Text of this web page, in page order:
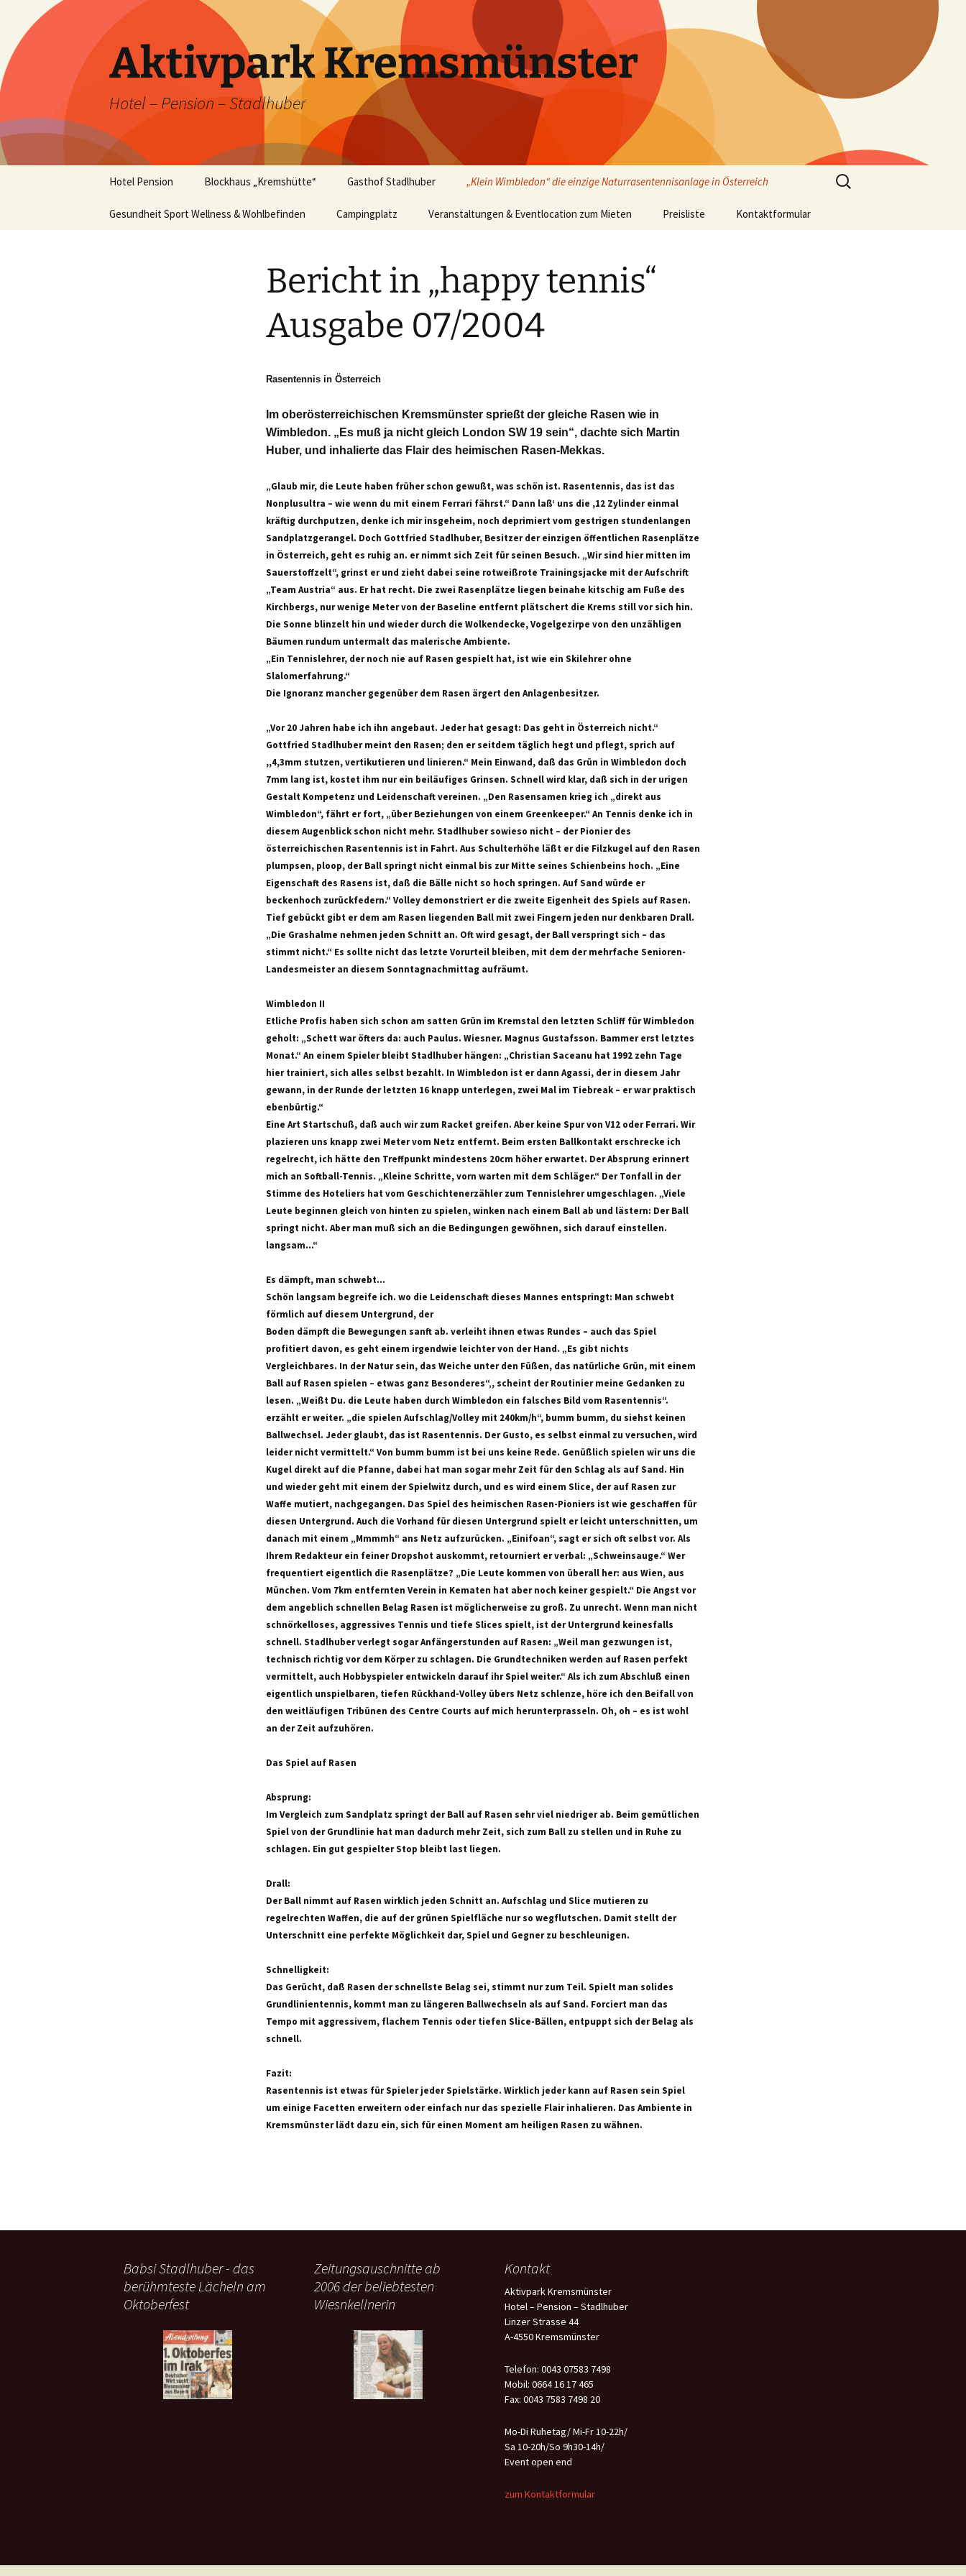
Inhalt
springen
Aktivpark Kremsmünster
Hotel – Pension – Stadlhuber
Hotel Pension
Unser Hotel im Winter
Blockhaus „Kremshütte“
Blockhaus „Kremshütte“
Gasthof Stadlhuber „Klein Wimbledon“ die einzige Naturrasentennisanlage in Österreich
Bericht in „happy tennis“
Ausgabe 07/2004
Gesundheit Sport Wellness & Wohlbefinden Campingplatz Veranstaltungen & Eventlocation zum Mieten
Promis
Preisliste Kontaktformular
Suchen
nach:
Bericht in „happy tennis“
Ausgabe 07/2004
Rasentennis in Österreich
Im oberösterreichischen Kremsmünster sprießt der gleiche Rasen wie in
Wimbledon. „Es muß ja nicht gleich London SW 19 sein“, dachte sich Martin
Huber, und inhalierte das Flair des heimischen Rasen-Mekkas.
„Glaub mir, die Leute haben früher schon gewußt, was schön ist. Rasentennis, das ist das
Nonplusultra – wie wenn du mit einem Ferrari fährst.“ Dann laß‘ uns die ,12 Zylinder einmal
kräftig durchputzen, denke ich mir insgeheim, noch deprimiert vom gestrigen stundenlangen
Sandplatzgerangel. Doch Gottfried Stadlhuber, Besitzer der einzigen öffentlichen Rasenplätze
in Österreich, geht es ruhig an. er nimmt sich Zeit für seinen Besuch. „Wir sind hier mitten im
Sauerstoffzelt“, grinst er und zieht dabei seine rotweißrote Trainingsjacke mit der Aufschrift
„Team Austria“ aus. Er hat recht. Die zwei Rasenplätze liegen beinahe kitschig am Fuße des
Kirchbergs, nur wenige Meter von der Baseline entfernt plätschert die Krems still vor sich hin.
Die Sonne blinzelt hin und wieder durch die Wolkendecke, Vogelgezirpe von den unzähligen
Bäumen rundum untermalt das malerische Ambiente.
„Ein Tennislehrer, der noch nie auf Rasen gespielt hat, ist wie ein Skilehrer ohne
Slalomerfahrung.“
Die Ignoranz mancher gegenüber dem Rasen ärgert den Anlagenbesitzer.
„Vor 20 Jahren habe ich ihn angebaut. Jeder hat gesagt: Das geht in Österreich nicht.“
Gottfried Stadlhuber meint den Rasen; den er seitdem täglich hegt und pflegt, sprich auf
,,4,3mm stutzen, vertikutieren und linieren.“ Mein Einwand, daß das Grün in Wimbledon doch
7mm lang ist, kostet ihm nur ein beiläufiges Grinsen. Schnell wird klar, daß sich in der urigen
Gestalt Kompetenz und Leidenschaft vereinen. „Den Rasensamen krieg ich „direkt aus
Wimbledon“, fährt er fort, „über Beziehungen von einem Greenkeeper.“ An Tennis denke ich in
diesem Augenblick schon nicht mehr. Stadlhuber sowieso nicht – der Pionier des
österreichischen Rasentennis ist in Fahrt. Aus Schulterhöhe läßt er die Filzkugel auf den Rasen
plumpsen, ploop, der Ball springt nicht einmal bis zur Mitte seines Schienbeins hoch. „Eine
Eigenschaft des Rasens ist, daß die Bälle nicht so hoch springen. Auf Sand würde er
beckenhoch zurückfedern.“ Volley demonstriert er die zweite Eigenheit des Spiels auf Rasen.
Tief gebückt gibt er dem am Rasen liegenden Ball mit zwei Fingern jeden nur denkbaren Drall.
„Die Grashalme nehmen jeden Schnitt an. Oft wird gesagt, der Ball verspringt sich – das
stimmt nicht.“ Es sollte nicht das letzte Vorurteil bleiben, mit dem der mehrfache Senioren-
Landesmeister an diesem Sonntagnachmittag aufräumt.
Wimbledon II
Etliche Profis haben sich schon am satten Grün im Kremstal den letzten Schliff für Wimbledon
geholt: „Schett war öfters da: auch Paulus. Wiesner. Magnus Gustafsson. Bammer erst letztes
Monat.“ An einem Spieler bleibt Stadlhuber hängen: „Christian Saceanu hat 1992 zehn Tage
hier trainiert, sich alles selbst bezahlt. In Wimbledon ist er dann Agassi, der in diesem Jahr
gewann, in der Runde der letzten 16 knapp unterlegen, zwei Mal im Tiebreak – er war praktisch
ebenbürtig.“
Eine Art Startschuß, daß auch wir zum Racket greifen. Aber keine Spur von V12 oder Ferrari. Wir
plazieren uns knapp zwei Meter vom Netz entfernt. Beim ersten Ballkontakt erschrecke ich
regelrecht, ich hätte den Treffpunkt mindestens 20cm höher erwartet. Der Absprung erinnert
mich an Softball-Tennis. „Kleine Schritte, vorn warten mit dem Schläger.“ Der Tonfall in der
Stimme des Hoteliers hat vom Geschichtenerzähler zum Tennislehrer umgeschlagen. „Viele
Leute beginnen gleich von hinten zu spielen, winken nach einem Ball ab und lästern: Der Ball
springt nicht. Aber man muß sich an die Bedingungen gewöhnen, sich darauf einstellen.
langsam…“
Es dämpft, man schwebt…
Schön langsam begreife ich. wo die Leidenschaft dieses Mannes entspringt: Man schwebt
förmlich auf diesem Untergrund, der
Boden dämpft die Bewegungen sanft ab. verleiht ihnen etwas Rundes – auch das Spiel
profitiert davon, es geht einem irgendwie leichter von der Hand. „Es gibt nichts
Vergleichbares. In der Natur sein, das Weiche unter den Füßen, das natürliche Grün, mit einem
Ball auf Rasen spielen – etwas ganz Besonderes“‚, scheint der Routinier meine Gedanken zu
lesen. „Weißt Du. die Leute haben durch Wimbledon ein falsches Bild vom Rasentennis“.
erzählt er weiter. „die spielen Aufschlag/Volley mit 240km/h“, bumm bumm, du siehst keinen
Ballwechsel. Jeder glaubt, das ist Rasentennis. Der Gusto, es selbst einmal zu versuchen, wird
leider nicht vermittelt.“ Von bumm bumm ist bei uns keine Rede. Genüßlich spielen wir uns die
Kugel direkt auf die Pfanne, dabei hat man sogar mehr Zeit für den Schlag als auf Sand. Hin
und wieder geht mit einem der Spielwitz durch, und es wird einem Slice, der auf Rasen zur
Waffe mutiert, nachgegangen. Das Spiel des heimischen Rasen-Pioniers ist wie geschaffen für
diesen Untergrund. Auch die Vorhand für diesen Untergrund spielt er leicht unterschnitten, um
danach mit einem „Mmmmh“ ans Netz aufzurücken. „Einifoan“, sagt er sich oft selbst vor. Als
Ihrem Redakteur ein feiner Dropshot auskommt, retourniert er verbal: „Schweinsauge.“ Wer
frequentiert eigentlich die Rasenplätze? „Die Leute kommen von überall her: aus Wien, aus
München. Vom 7km entfernten Verein in Kematen hat aber noch keiner gespielt.“ Die Angst vor
dem angeblich schnellen Belag Rasen ist möglicherweise zu groß. Zu unrecht. Wenn man nicht
schnörkelloses, aggressives Tennis und tiefe Slices spielt, ist der Untergrund keinesfalls
schnell. Stadlhuber verlegt sogar Anfängerstunden auf Rasen: „Weil man gezwungen ist,
technisch richtig vor dem Körper zu schlagen. Die Grundtechniken werden auf Rasen perfekt
vermittelt, auch Hobbyspieler entwickeln darauf ihr Spiel weiter.“ Als ich zum Abschluß einen
eigentlich unspielbaren, tiefen Rückhand-Volley übers Netz schlenze, höre ich den Beifall von
den weitläufigen Tribünen des Centre Courts auf mich herunterprasseln. Oh, oh – es ist wohl
an der Zeit aufzuhören.
Das Spiel auf Rasen
Absprung:
Im Vergleich zum Sandplatz springt der Ball auf Rasen sehr viel niedriger ab. Beim gemütlichen
Spiel von der Grundlinie hat man dadurch mehr Zeit, sich zum Ball zu stellen und in Ruhe zu
schlagen. Ein gut gespielter Stop bleibt last liegen.
Drall:
Der Ball nimmt auf Rasen wirklich jeden Schnitt an. Aufschlag und Slice mutieren zu
regelrechten Waffen, die auf der grünen Spielfläche nur so wegflutschen. Damit stellt der
Unterschnitt eine perfekte Möglichkeit dar, Spiel und Gegner zu beschleunigen.
Schnelligkeit:
Das Gerücht, daß Rasen der schnellste Belag sei, stimmt nur zum Teil. Spielt man solides
Grundlinientennis, kommt man zu längeren Ballwechseln als auf Sand. Forciert man das
Tempo mit aggressivem, flachem Tennis oder tiefen Slice-Bällen, entpuppt sich der Belag als
schnell.
Fazit:
Rasentennis ist etwas für Spieler jeder Spielstärke. Wirklich jeder kann auf Rasen sein Spiel
um einige Facetten erweitern oder einfach nur das spezielle Flair inhalieren. Das Ambiente in
Kremsmünster lädt dazu ein, sich für einen Moment am heiligen Rasen zu wähnen.
Babsi Stadlhuber - das
berühmteste Lächeln am
Oktoberfest
Zeitungsauschnitte ab
2006 der beliebtesten
Wiesnkellnerin
Kontakt
Aktivpark Kremsmünster
Hotel – Pension – Stadlhuber
Linzer Strasse 44
A-4550 Kremsmünster
Telefon: 0043 07583 7498
Mobil: 0664 16 17 465
Fax: 0043 7583 7498 20
Mo-Di Ruhetag/ Mi-Fr 10-22h/
Sa 10-20h/So 9h30-14h/
Event open end
zum Kontaktformular